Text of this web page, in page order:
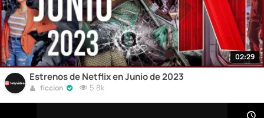
02:29
Estrenos de Netflix en Junio de 2023
ficcion 5.8k